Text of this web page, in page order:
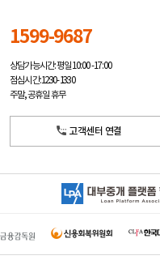
1599-9687
상담가능시간: 평일10:00 -17:00
점심시간: 12:30 - 13:30
주말, 공휴일 휴무
고객센터 연결